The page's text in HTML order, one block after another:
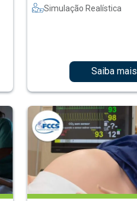
Simulação Realística
Saiba mais